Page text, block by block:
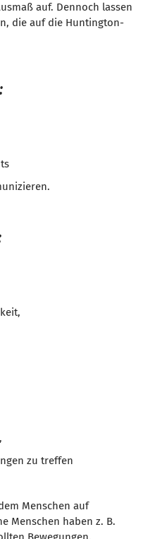
auf. Dennoch lassen
die auf die Huntington-
zu treffen
Menschen auf
Menschen haben z. B.